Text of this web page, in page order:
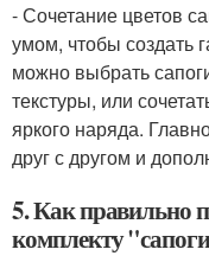
- Сочетание цветов
умом, чтобы создать
можно выбрать
текстуры, или
яркого наряда.
друг с другом и
5. Как правильно
комплекту